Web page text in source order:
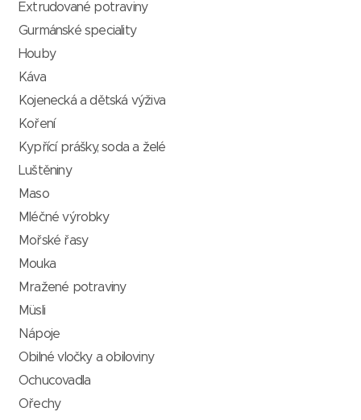
Extrudované potraviny
Gurmánské speciality
Houby
Káva
Kojenecká a dětská výživa
Koření
Kypřící prášky, soda a želé
Luštěniny
Maso
Mléčné výrobky
Mořské řasy
Mouka
Mražené potraviny
Müsli
Nápoje
Obilné vločky a obiloviny
Ochucovadla
Ořechy